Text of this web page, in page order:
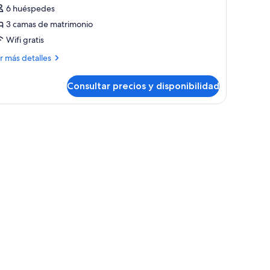
6 huéspedes
3 camas de matrimonio
Wifi gratis
más detalles
Consultar precios y disponibilidad
a un paisaje verde y edificios lejanos.